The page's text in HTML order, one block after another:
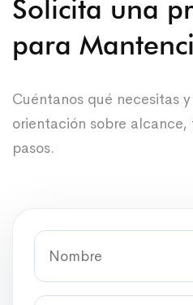
Solicita una
para
Cuéntanos qué necesitas
orientación sobre alcance,
pasos.